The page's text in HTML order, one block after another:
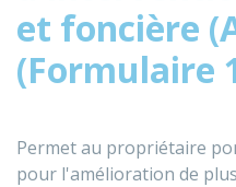
et foncière
(Formulaire
Permet au propriétaire
pour l'amélioration de